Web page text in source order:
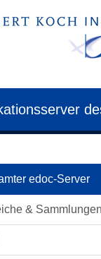
edoc-Server
& Sammlungen